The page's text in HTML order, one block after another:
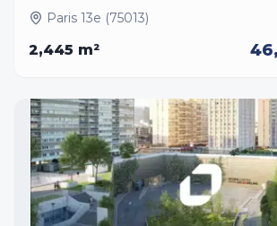
Paris 13e (75013)
2,445 m²